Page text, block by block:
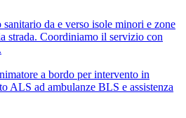
da e verso isole minori e zone
strada. Coordiniamo il servizio con
a bordo per intervento in
ALS ad ambulanze BLS e assistenza